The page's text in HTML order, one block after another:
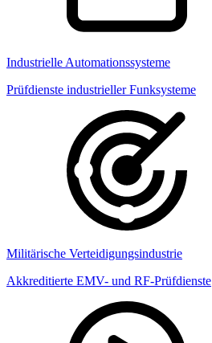
Industrielle Automationssysteme
Prüfdienste industrieller Funksysteme
Militärische Verteidigungsindustrie
Akkreditierte EMV- und RF-Prüfdienste